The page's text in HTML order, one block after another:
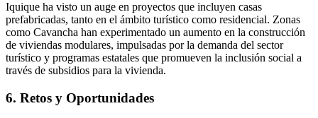
Iquique ha visto un auge en proyectos que incluyen casas
prefabricadas, tanto en el ámbito turístico como residencial. Zonas
como Cavancha han experimentado un aumento en la construcción
de viviendas modulares, impulsadas por la demanda del sector
turístico y programas estatales que promueven la inclusión social a
través de subsidios para la vivienda.
6. Retos y Oportunidades